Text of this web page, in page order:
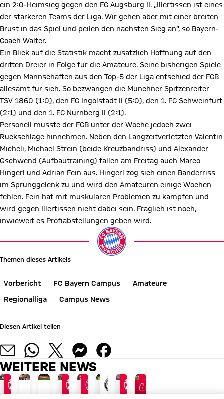
ein 2:0-Heimsieg gegen den FC Augsburg II. „Illertissen ist eines
der stärkeren Teams der Liga. Wir gehen aber mit einer breiten
Brust in das Spiel und peilen den nächsten Sieg an“, so Bayern-
Coach Walter.
Ein Blick auf die Statistik macht zusätzlich Hoffnung auf den
dritten Dreier in Folge für die Amateure. Seine bisherigen Spiele
gegen Mannschaften aus den Top-5 der Liga entschied der FCB
allesamt für sich. So bezwangen die Münchner Spitzenreiter
TSV 1860 (1:0), den FC Ingolstadt II (5:0), den 1. FC Schweinfurt
(2:1) und den 1. FC Nürnberg II (2:1).
Personell musste der FCB unter der Woche jedoch zwei
Rückschläge hinnehmen. Neben den Langzeitverletzten Valentin
Micheli, Michael Strein (beide Kreuzbandriss) und Alexander
Gschwend (Aufbautraining) fallen am Freitag auch Marco
Hingerl und Adrian Fein aus. Hingerl zog sich einen Bänderriss
im Sprunggelenk zu und wird den Amateuren einige Wochen
fehlen. Fein hat mit muskulären Problemen zu kämpfen und
wird gegen Illertissen nicht dabei sein. Fraglich ist noch,
inwieweit es Profiabstellungen geben wird.
Themen dieses Artikels
Vorbericht FC Bayern Campus
Amateure
Regionalliga
Campus News
Diesen Artikel teilen
WEITERE NEWS
REGIONALLIGA BAYERN
JETZT INFORMIEREN
AUDI SUMMER TOUR 2026
ABSCHLUSS DER ASIENTOUR
NACH AUDI FOOTBALL SUMMIT
REGIONALLIGA BAYERN
REGIONALLIGA BAYERN
FC Bayern TV PLUS
AUDI FOOTBALL SUMMIT
VIDEO